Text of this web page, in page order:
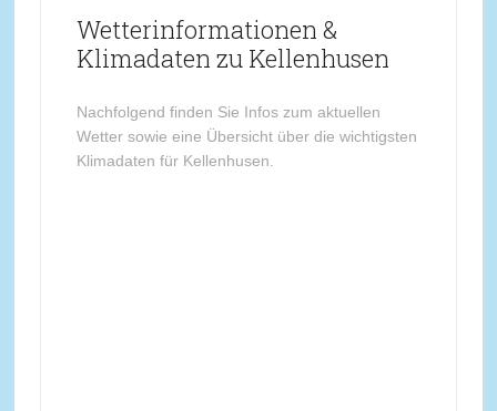
Wetterinformationen &
Klimadaten zu Kellenhusen
Nachfolgend finden Sie Infos zum aktuellen
Wetter sowie eine Übersicht über die wichtigsten
Klimadaten für Kellenhusen.